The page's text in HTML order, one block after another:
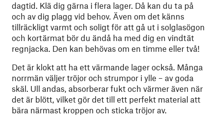
dagtid. Klä dig gärna i flera lager. Då kan du ta på
och av dig plagg vid behov. Även om det känns
tillräckligt varmt och soligt för att gå ut i solglasögon
och kortärmat bör du ändå ha med dig en vindtät
regnjacka. Den kan behövas om en timme eller två!
Det är klokt att ha ett värmande lager också. Många
norrmän väljer tröjor och strumpor i ylle – av goda
skäl. Ull andas, absorberar fukt och värmer även när
det är blött, vilket gör det till ett perfekt material att
bära närmast kroppen och sticka tröjor av.